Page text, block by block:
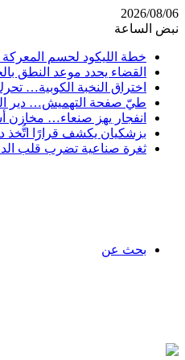
2026/08/06
نبض الساعة
خطة الليكود لحسم المعركة
القضاء يحدد موعد النطق
اختراق النخبة الكوبية…
طيّ صفحة التهميش… دير
انفجار يهز صنعاء… مخازن
بزشكيان يكشف قرارًا اتُّخذ
ثغرة صناعية تضرب قلب
بحث عن